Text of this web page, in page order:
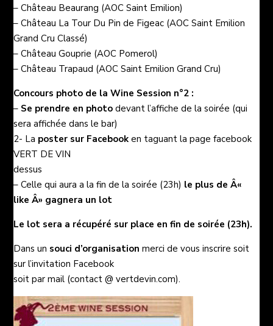
–Château Beaurang (AOC Saint Emilion)
–Château La Tour Du Pin de Figeac (AOC Saint Emilion
Grand Cru Classé)
– Château Gouprie (AOC Pomerol)
–Château Trapaud (AOC Saint Emilion Grand Cru)
Concours photo de laWine Session n°2 :
– Se prendre en photodevant l’affiche de la soirée (qui
sera affichée dans le bar)
2- La poster sur Facebooken taguant lapage facebook
VERT DE VIN
dessus
– Celle qui aura a la fin de la soirée (23h) le plus de Â«
like Â» gagnera un lot
Le lot sera a récupéré sur place en fin de soirée (23h).
Dans un souci d’organisationmerci de vous inscrire soit
surl’invitation Facebook
soit par mail (contact @ vertdevin.com).